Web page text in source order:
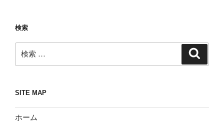
検索
索:
SITE MAP
ホーム